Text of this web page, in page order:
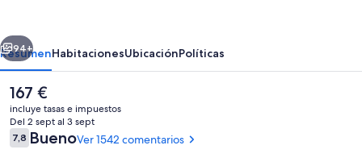
Only
-
All
Inclusive
Siguiente
94+
ResumenHabitacionesUbicaciónPolíticas
El
precio
actual
es
de
167 €
incluye tasas e impuestos
Del 2 sept al 3 sept
Comentarios
7,87,8 de 10
BuenoVer 1542 comentarios